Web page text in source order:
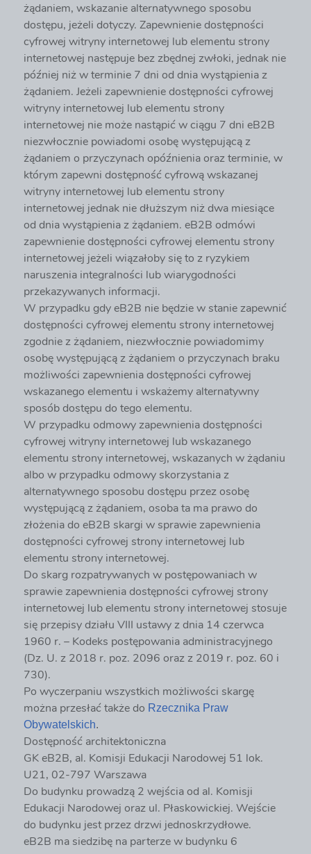
żądaniem, wskazanie alternatywnego sposobu
dostępu, jeżeli dotyczy. Zapewnienie dostępności
cyfrowej witryny internetowej lub elementu strony
internetowej następuje bez zbędnej zwłoki, jednak nie
później niż w terminie 7 dni od dnia wystąpienia z
żądaniem. Jeżeli zapewnienie dostępności cyfrowej
witryny internetowej lub elementu strony
internetowej nie może nastąpić w ciągu 7 dni eB2B
niezwłocznie powiadomi osobę występującą z
żądaniem o przyczynach opóźnienia oraz terminie, w
którym zapewni dostępność cyfrową wskazanej
witryny internetowej lub elementu strony
internetowej jednak nie dłuższym niż dwa miesiące
od dnia wystąpienia z żądaniem. eB2B odmówi
zapewnienie dostępności cyfrowej elementu strony
internetowej jeżeli wiązałoby się to z ryzykiem
naruszenia integralności lub wiarygodności
przekazywanych informacji.
W przypadku gdy eB2B nie będzie w stanie zapewnić
dostępności cyfrowej elementu strony internetowej
zgodnie z żądaniem, niezwłocznie powiadomimy
osobę występującą z żądaniem o przyczynach braku
możliwości zapewnienia dostępności cyfrowej
wskazanego elementu i wskażemy alternatywny
sposób dostępu do tego elementu.
W przypadku odmowy zapewnienia dostępności
cyfrowej witryny internetowej lub wskazanego
elementu strony internetowej, wskazanych w żądaniu
albo w przypadku odmowy skorzystania z
alternatywnego sposobu dostępu przez osobę
występującą z żądaniem, osoba ta ma prawo do
złożenia do eB2B skargi w sprawie zapewnienia
dostępności cyfrowej strony internetowej lub
elementu strony internetowej.
Do skarg rozpatrywanych w postępowaniach w
sprawie zapewnienia dostępności cyfrowej strony
internetowej lub elementu strony internetowej stosuje
się przepisy działu VIII ustawy z dnia 14 czerwca
1960 r. – Kodeks postępowania administracyjnego
(Dz. U. z 2018 r. poz. 2096 oraz z 2019 r. poz. 60 i
730).
Po wyczerpaniu wszystkich możliwości skargę
można przesłać także do Rzecznika Praw
Obywatelskich.
Dostępność architektoniczna
GK eB2B, al. Komisji Edukacji Narodowej 51 lok.
U21, 02-797 Warszawa
Do budynku prowadzą 2 wejścia od al. Komisji
Edukacji Narodowej oraz ul. Płaskowickiej. Wejście
do budynku jest przez drzwi jednoskrzydłowe.
eB2B ma siedzibę na parterze w budynku 6